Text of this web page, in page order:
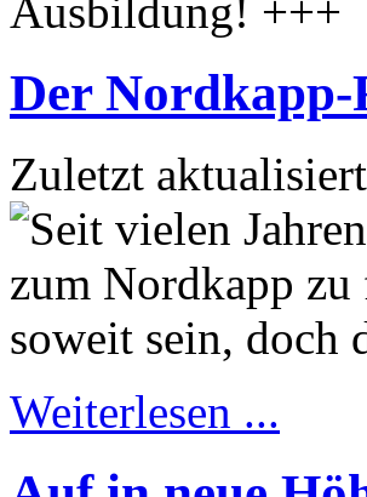
Der Nordkapp-
Zuletzt
Weiterlesen ...